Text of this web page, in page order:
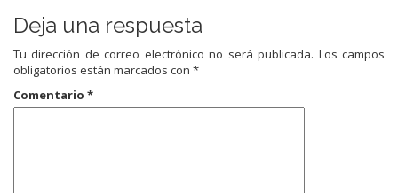
Deja una respuesta
Tu dirección de correo electrónico no será publicada. Los campos
obligatorios están marcados con *
Comentario *